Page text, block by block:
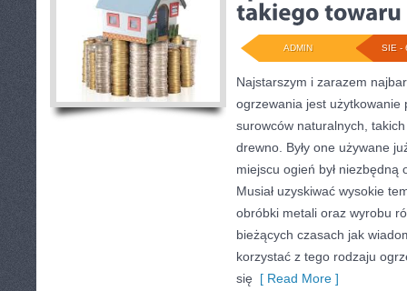
SIE -
ADMIN
Najstarszym i zarazem
ogrzewania jest użytkowanie
surowców naturalnych,
drewno. Były one używane
miejscu ogień był
Musiał uzyskiwać wysokie
obróbki metali oraz wyrobu
bieżących czasach jak
korzystać z tego rodzaju
się [ Read More ]